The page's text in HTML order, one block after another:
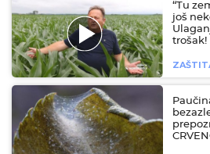
“Tu
još
trošak!